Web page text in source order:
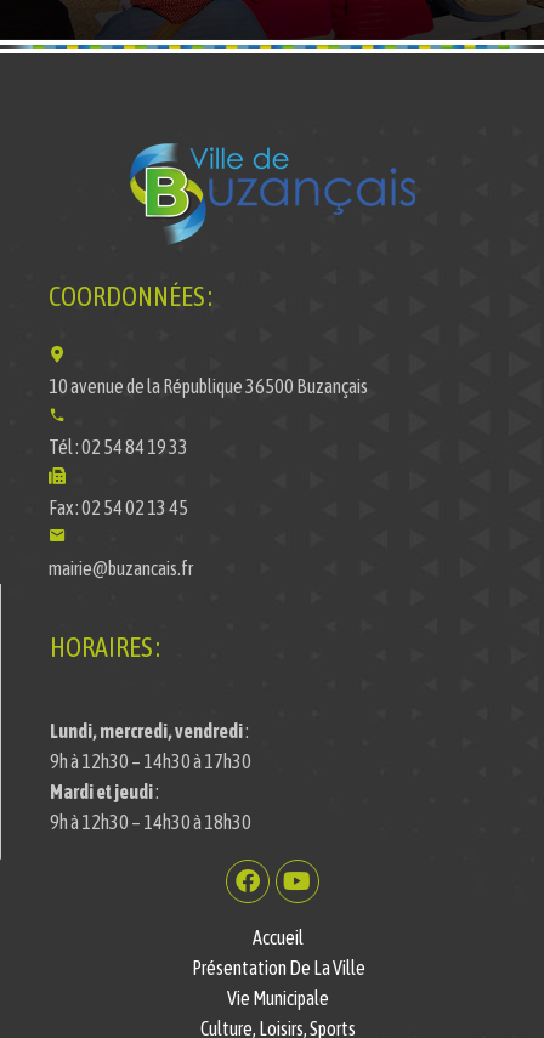
COORDONNÉES :
10 avenue de la République 36500 Buzançais
Tél : 02 54 84 19 33
Fax : 02 54 02 13 45
mairie@buzancais.fr
HORAIRES :
Lundi, mercredi, vendredi:
9h à 12h30 – 14h30 à 17h30
Mardi et jeudi:
9h à 12h30 – 14h30 à 18h30
Accueil
Présentation De La Ville
Vie Municipale
Culture, Loisirs, Sports